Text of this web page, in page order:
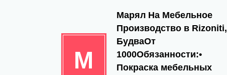
М
Марял На Мебельное
Производство в Rizoniti,
БудваОт
1000Обязанности:•
Покраска мебельных